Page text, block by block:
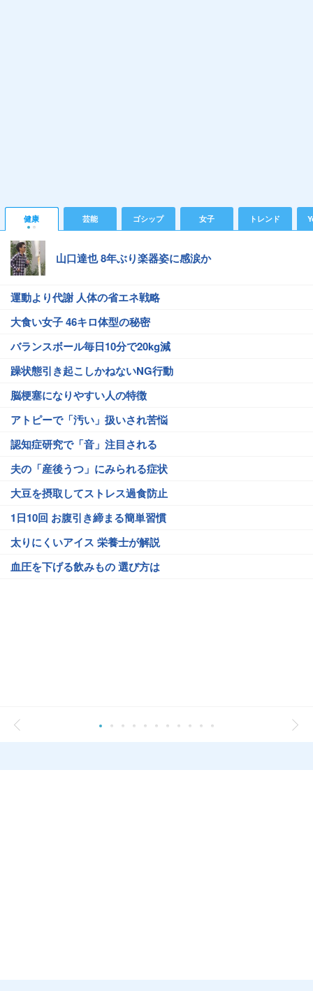
健康 芸能 ゴシップ 女子 トレンド
山口達也 8年ぶり楽器姿に感涙か
運動より代謝 人体の省エネ戦略
大食い女子 46キロ体型の秘密
バランスボール毎日10分で20kg減
躁状態引き起こしかねないNG行動
脳梗塞になりやすい人の特徴
アトピーで「汚い」扱いされ苦悩
認知症研究で「音」注目される
夫の「産後うつ」にみられる症状
大豆を摂取してストレス過食防止
1日10回 お腹引き締まる簡単習慣
太りにくいアイス 栄養士が解説
血圧を下げる飲みもの 選び方は